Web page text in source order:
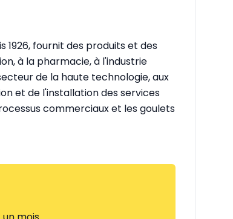
1926, fournit des produits et des
à la pharmacie, à l'industrie
de la haute technologie, aux
et de l'installation des services
commerciaux et les goulets